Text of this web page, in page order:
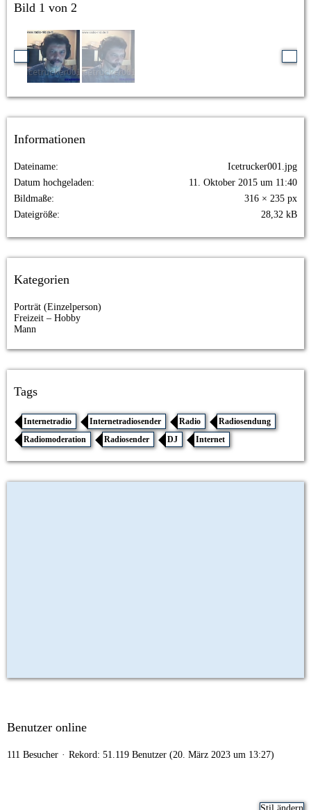
Bild 1 von 2
Informationen
Dateiname
Icetrucker001.jpg
Datum hochgeladen
11. Oktober 2015 um 11:40
Bildmaße
316 × 235 px
Dateigröße
28,32 kB
Kategorien
Porträt (Einzelperson)
Freizeit – Hobby
Mann
Tags
Internetradio Internetradiosender Radio
Radiosendung
Radiomoderation
Radiosender DJ Internet
Benutzer online
111 Besucher Rekord: 51.119 Benutzer (20. März 2023 um 13:27)